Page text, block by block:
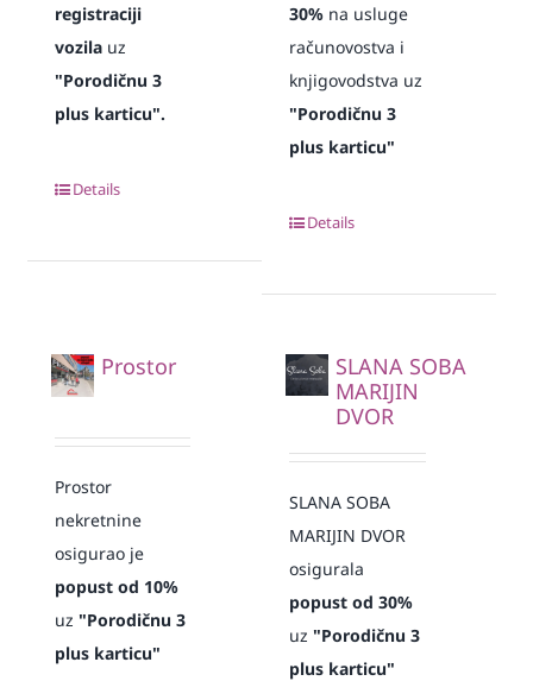
registraciji
vozila uz
"Porodičnu 3
plus karticu".
Details
30% na usluge
računovostva i
knjigovodstva uz
"Porodičnu 3
plus karticu"
Details
Prostor
Prostor
nekretnine
osigurao je
popust od 10%
uz "Porodičnu 3
plus karticu"
SLANA SOBA
MARIJIN
DVOR
SLANA SOBA
MARIJIN DVOR
osigurala
popust od 30%
uz"Porodičnu 3
plus karticu"